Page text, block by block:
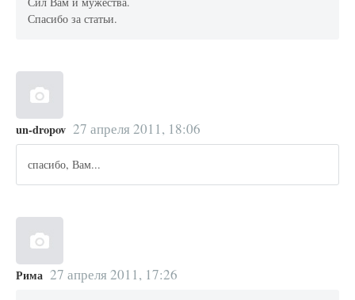
Спасибо за статьи.
un-dropov 27 апреля 2011, 18:06
спасибо, Вам...
Рима 27 апреля 2011, 17:26